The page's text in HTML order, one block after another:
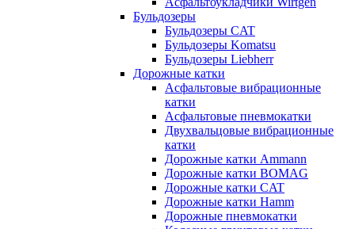
Бульдозеры
Бульдозеры CAT
Бульдозеры Komatsu
Бульдозеры Liebherr
Дорожные катки
Асфальтовые вибрационные
катки
Асфальтовые пневмокатки
Двухвальцовые вибрационные
катки
Дорожные катки Ammann
Дорожные катки BOMAG
Дорожные катки CAT
Дорожные катки Hamm
Дорожные пневмокатки